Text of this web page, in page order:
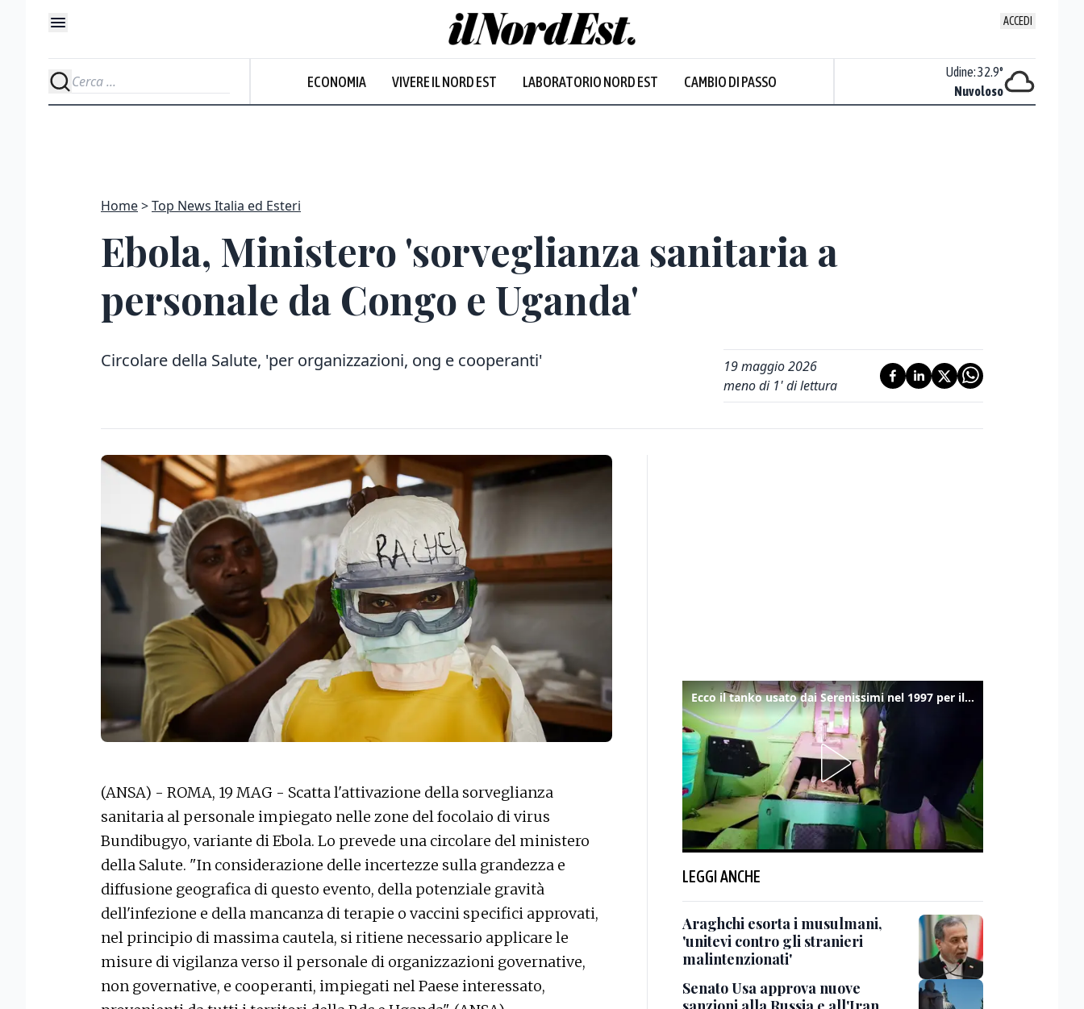
ACCEDI
ECONOMIA VIVERE IL NORD EST LABORATORIO NORD EST CAMBIO DI PASSO
Udine:32.9°
Nuvoloso
Home Top News Italia ed Esteri
Ebola, Ministero 'sorveglianza sanitaria a
personale da Congo e Uganda'
Circolare della Salute, 'per organizzazioni, ong e cooperanti'
19 maggio 2026
meno di 1' di lettura
(ANSA) - ROMA, 19 MAG - Scatta l'attivazione della sorveglianza
sanitaria al personale impiegato nelle zone del focolaio di virus
Bundibugyo, variante di Ebola. Lo prevede una circolare del ministero
della Salute. "In considerazione delle incertezze sulla grandezza e
diffusione geografica di questo evento, della potenziale gravità
dell'infezione e della mancanza di terapie o vaccini specifici approvati,
nel principio di massima cautela, si ritiene necessario applicare le
misure di vigilanza verso il personale di organizzazioni governative,
non governative, e cooperanti, impiegati nel Paese interessato,
Ecco il tanko usato dai Serenissimi nel 1997 per il blitz a San Marco
LEGGI ANCHE
Araghchi esorta i musulmani,
'unitevi contro gli stranieri
malintenzionati'
Senato Usa approva nuove